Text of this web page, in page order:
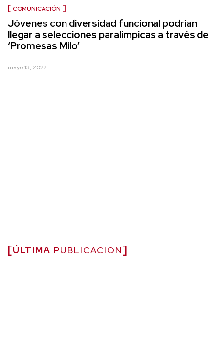
COMUNICACIÓN
Jóvenes con diversidad funcional podrían
llegar a selecciones paralímpicas a través de
‘Promesas Milo’
mayo 13, 2022
ÚLTIMA PUBLICACIÓN